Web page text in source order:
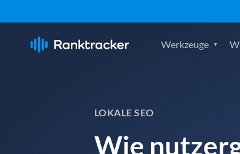
Werkzeuge
LOKALE SEO
Wie